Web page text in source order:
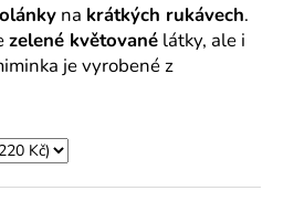
na krátkých rukávech.
zelené květované látky, ale i
je vyrobené z